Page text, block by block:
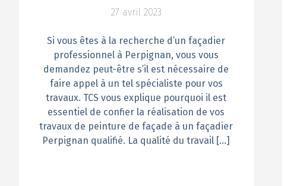
27 avril 2023
Si vous êtes à la recherche d’un façadier
professionnel à Perpignan, vous vous
demandez peut-être s’il est nécessaire de
faire appel à un tel spécialiste pour vos
travaux. TCS vous explique pourquoi il est
essentiel de confier la réalisation de vos
travaux de peinture de façade à un façadier
Perpignan qualifié. La qualité du travail […]